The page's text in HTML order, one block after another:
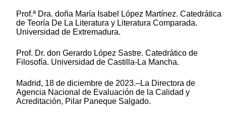
Prof.ª Dra. doña María Isabel López Martínez. Catedrática
de Teoría De La Literatura y Literatura Comparada.
Universidad de Extremadura.
Prof. Dr. don Gerardo López Sastre. Catedrático de
Filosofía. Universidad de Castilla-La Mancha.
Madrid, 18 de diciembre de 2023.–La Directora de
Agencia Nacional de Evaluación de la Calidad y
Acreditación, Pilar Paneque Salgado.